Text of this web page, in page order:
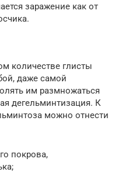
заражение как от
количестве глисты
даже самой
им размножаться
дегельминтизация. К
можно отнести
покрова,